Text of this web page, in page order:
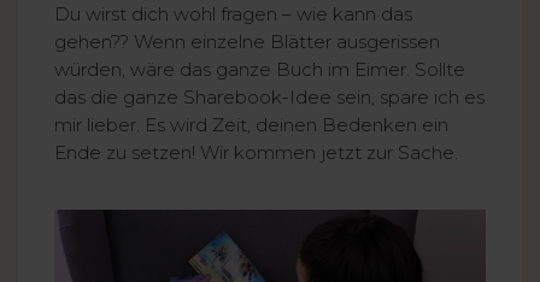
Du wirst dich wohl fragen – wie kann das
gehen?? Wenn einzelne Blätter ausgerissen
würden, wäre das ganze Buch im Eimer. Sollte
das die ganze Sharebook-Idee sein, spare ich es
mir lieber. Es wird Zeit, deinen Bedenken ein
Ende zu setzen! Wir kommen jetzt zur Sache.